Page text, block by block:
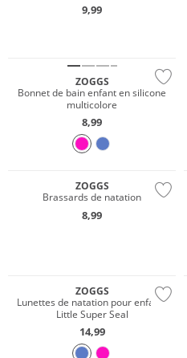
9,99
ZOGGS
Bonnet de bain enfant en silicone
multicolore
8,99
ZOGGS
Brassards de natation
8,99
ZOGGS
Lunettes de natation pour enfants
Little Super Seal
14,99